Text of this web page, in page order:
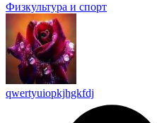
Физкультура и спорт
qwertyuiopkjhgkfdj